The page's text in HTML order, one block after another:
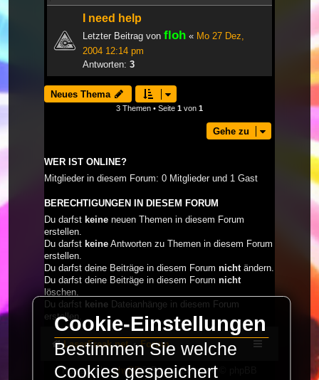
I need help
Letzter Beitrag von floh « Mo 27 Dez,
2004 12:14 pm
Antworten: 3
Neues Thema
3 Themen • Seite 1 von 1
Gehe zu
WER IST ONLINE?
Mitglieder in diesem Forum: 0 Mitglieder und 1 Gast
BERECHTIGUNGEN IN DIESEM FORUM
Du darfst keine neuen Themen in diesem Forum
erstellen.
Du darfst keine Antworten zu Themen in diesem Forum
erstellen.
Du darfst deine Beiträge in diesem Forum nicht ändern.
Du darfst deine Beiträge in diesem Forum nicht
löschen.
Du darfst keine Dateianhänge in diesem Forum
erstellen.
LaserFreak.net Forum
Powered byphpBB® Forum Software © phpBB
Cookie-Einstellungen
Bestimmen Sie welche
Cookies gespeichert